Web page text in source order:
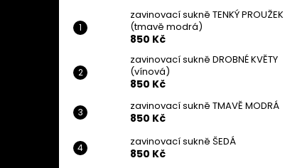
zavinovací sukně TENKÝ PROUŽEK
(tmavě modrá)
850 Kč
zavinovací sukně DROBNÉ KVĚTY
(vínová)
850 Kč
zavinovací sukně TMAVĚ MODRÁ
850 Kč
zavinovací sukně ŠEDÁ
850 Kč